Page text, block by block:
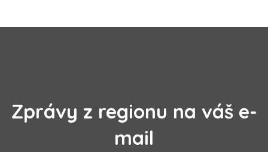
Zprávy z regionu na váš e-
mail